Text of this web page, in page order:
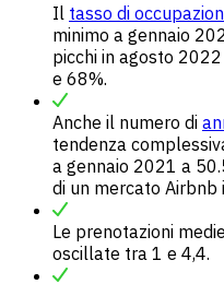
Il tasso di
minimo a gennaio
picchi in agosto
e 68%.
Anche il numero di
tendenza
a gennaio 2021 a
di un mercato Airbnb
Le prenotazioni
oscillate tra 1 e 4,4.